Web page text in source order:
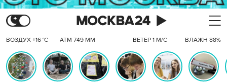
ВОЗДУХ +16 °C АТМ 749 ММ ВЕТЕР 1 М/С ВЛАЖН 88%